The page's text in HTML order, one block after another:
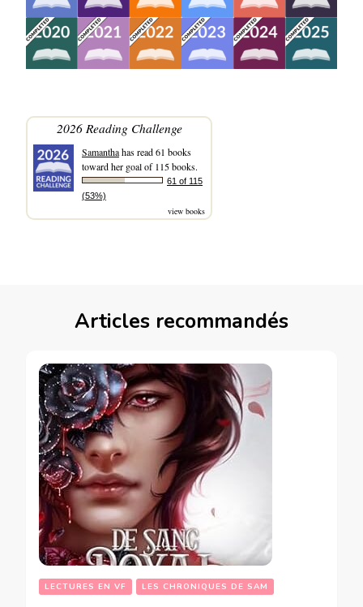
2026 Reading Challenge
Samanthahas read 61 books
toward her goal of 115 books.
61 of 115
(53%)
view books
Articles recommandés
LECTURES EN VF LES CHRONIQUES DE SAM